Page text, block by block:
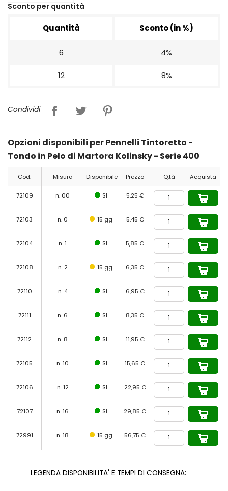
Sconto per quantità
Quantità Sconto (in %)
6 4%
12 8%
Condividi
Opzioni disponibili per Pennelli Tintoretto -
Tondo in Pelo di Martora Kolinsky - Serie 400
Cod. Misura Disponibile Prezzo Q.tà Acquista
72109 n. 00 SI 5,25 €
72103 n. 0 15 gg 5,45 €
72104 n. 1 SI 5,85 €
72108 n. 2 15 gg 6,35 €
72110 n. 4 SI 6,95 €
72111 n. 6 SI 8,35 €
72112 n. 8 SI 11,95 €
72105 n. 10 SI 15,65 €
72106 n. 12 SI 22,95 €
72107 n. 16 SI 29,85 €
72991 n. 18 15 gg 56,75 €
LEGENDA DISPONIBILITA' E TEMPI DI CONSEGNA: